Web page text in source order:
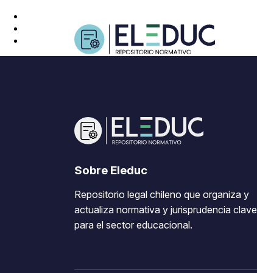
Sobre Eleduc
Repositorio legal chileno que organiza y
actualiza normativa y jurisprudencia clave
para el sector educacional.